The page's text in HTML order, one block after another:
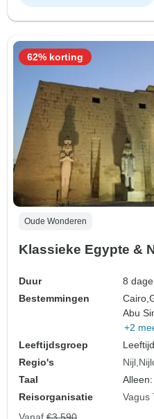
Oude Wonderen
Klassieke Egypte &
Duur
8
Bestemmingen
Cairo,
Abu
+2
Leeftijdsgroep
Regio's
Nijl
Taal
Reisorganisatie
Vagus
62% korting